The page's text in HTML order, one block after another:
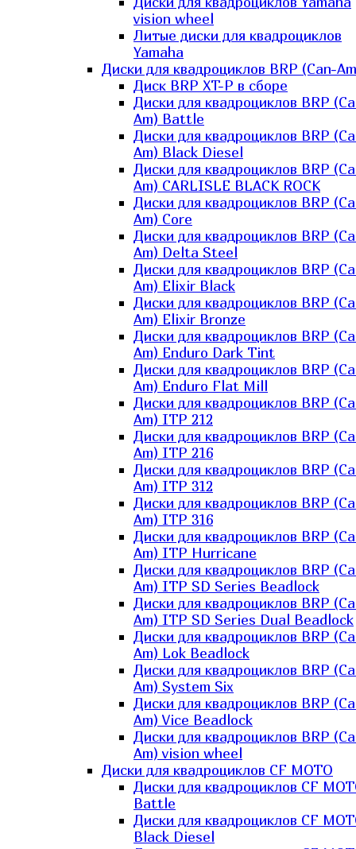
vision wheel
Литые диски для квадроциклов
Yamaha
Диски для квадроциклов BRP (Can-
Диск BRP XT-P в сборе
Диски для квадроциклов BRP
Am) Battle
Диски для квадроциклов BRP
Am) Black Diesel
Диски для квадроциклов BRP
Am) CARLISLE BLACK ROCK
Диски для квадроциклов BRP
Am) Core
Диски для квадроциклов BRP
Am) Delta Steel
Диски для квадроциклов BRP
Am) Elixir Black
Диски для квадроциклов BRP
Am) Elixir Bronze
Диски для квадроциклов BRP
Am) Enduro Dark Tint
Диски для квадроциклов BRP
Am) Enduro Flat Mill
Диски для квадроциклов BRP
Am) ITP 212
Диски для квадроциклов BRP
Am) ITP 216
Диски для квадроциклов BRP
Am) ITP 312
Диски для квадроциклов BRP
Am) ITP 316
Диски для квадроциклов BRP
Am) ITP Hurricane
Диски для квадроциклов BRP
Am) ITP SD Series Beadlock
Диски для квадроциклов BRP
Am) ITP SD Series Dual Beadlock
Диски для квадроциклов BRP
Am) Lok Beadlock
Диски для квадроциклов BRP
Am) System Six
Диски для квадроциклов BRP
Am) Vice Beadlock
Диски для квадроциклов BRP
Am) vision wheel
Диски для квадроциклов CF MOTO
Диски для квадроциклов CF
Battle
Диски для квадроциклов CF
Black Diesel